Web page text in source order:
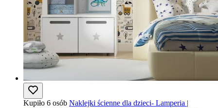
Kupiło 6 osób Naklejki ścienne dla dzieci- Lamperia |